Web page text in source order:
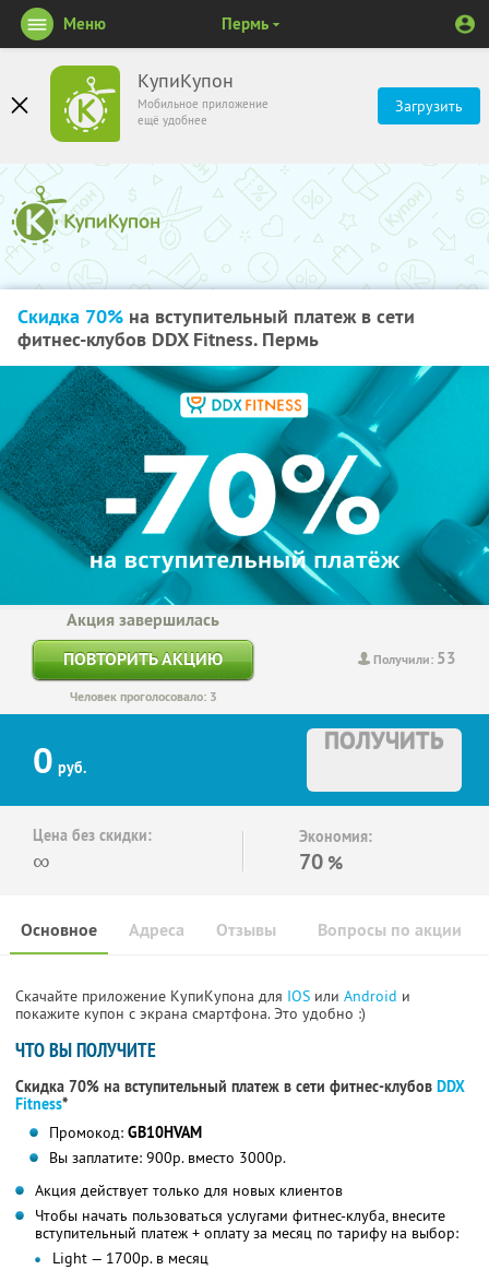
КупиКупон
Мобильное приложение
ещё удобнее
Загрузить
Меню Пермь
Скидка 70% на вступительный платеж в сети
фитнес-клубов DDX Fitness. Пермь
Получили: 53
Акция завершилась
ПОВТОРИТЬ АКЦИЮ
Человек проголосовало: 3
0 руб.
ПОЛУЧИТЬ
Цена без скидки:
∞
Экономия:
70 %
Основное Отзывы Вопросы по акции
Адреса
Скачайте приложение КупиКупона для IOS или Android и
покажите купон с экрана смартфона. Это удобно :)
ЧТО ВЫ ПОЛУЧИТЕ
Скидка 70% на вступительный платеж в сети фитнес-клубов DDX
Fitness*
Промокод: GB10HVAM
Вы заплатите: 900р. вместо 3000р.
Акция действует только для новых клиентов
Чтобы начать пользоваться услугами фитнес-клуба, внесите
вступительный платеж + оплату за месяц по тарифу на выбор:
Light — 1700р. в месяц